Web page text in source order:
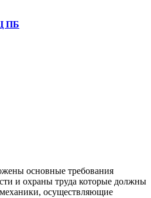
ПБ
основные требования
и охраны труда которые должны
осуществляющие